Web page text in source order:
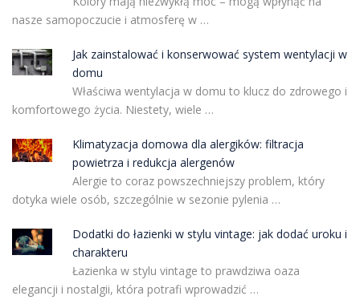
nasze samopoczucie i atmosferę w …
Jak zainstalować i konserwować system wentylacji w
domu
Właściwa wentylacja w domu to klucz do zdrowego i
komfortowego życia. Niestety, wiele …
Klimatyzacja domowa dla alergików: filtracja
powietrza i redukcja alergenów
Alergie to coraz powszechniejszy problem, który
dotyka wiele osób, szczególnie w sezonie pylenia …
Dodatki do łazienki w stylu vintage: jak dodać uroku i
charakteru
Łazienka w stylu vintage to prawdziwa oaza
elegancji i nostalgii, która potrafi wprowadzić …